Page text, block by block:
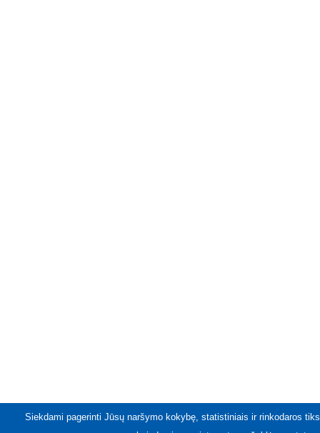
Siekdami pagerinti Jūsų naršymo kokybę, statistiniais ir rinkodaros